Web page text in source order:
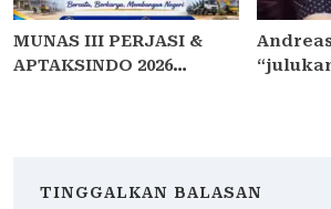
MUNAS III PERJASI &
APTAKSINDO 2026
TINGGALKAN BALASAN